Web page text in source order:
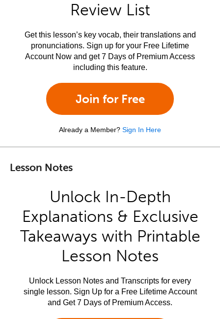
Review List
Get this lesson’s key vocab, their translations and
pronunciations. Sign up for your Free Lifetime
Account Now and get 7 Days of Premium Access
including this feature.
Join for Free
Already a Member? Sign In Here
Lesson Notes
Unlock In-Depth
Explanations & Exclusive
Takeaways with Printable
Lesson Notes
Unlock Lesson Notes and Transcripts for every
single lesson. Sign Up for a Free Lifetime Account
and Get 7 Days of Premium Access.